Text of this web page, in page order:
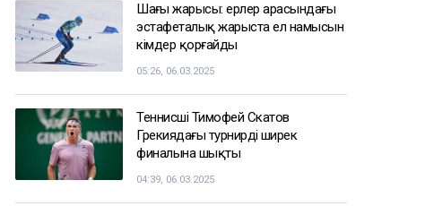
Шаңғы жарысы: ерлер арасындағы
эстафеталық жарыста ел намысын
кімдер қорғайды
05:26, 06.03.2025
Теннисші Тимофей Скатов
Грекиядағы турнирдің ширек
финалына шықты
04:39, 06.03.2025